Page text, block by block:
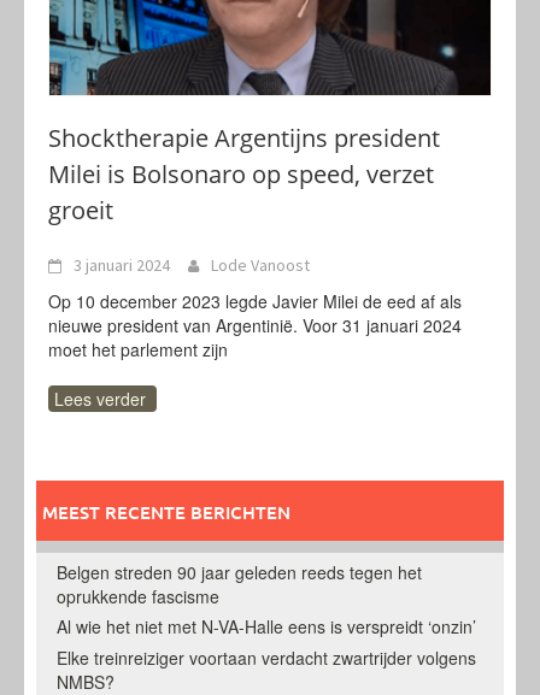
Shocktherapie Argentijns president
Milei is Bolsonaro op speed, verzet
groeit
3 januari 2024 Lode Vanoost
Op 10 december 2023 legde Javier Milei de eed af als
nieuwe president van Argentinië. Voor 31 januari 2024
moet het parlement zijn
Lees verder
MEEST RECENTE BERICHTEN
Belgen streden 90 jaar geleden reeds tegen het
oprukkende fascisme
Al wie het niet met N-VA-Halle eens is verspreidt ‘onzin’
Elke treinreiziger voortaan verdacht zwartrijder volgens
NMBS?